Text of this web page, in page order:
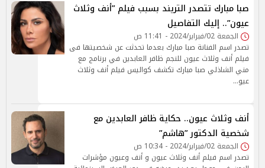
صبا مبارك تتصدر التريند بسبب فيلم ”أنف وثلاث
عيون”.. إليك التفاصيل
الجمعة 02/فبراير/2024 - 11:41 ص
تصدر اسم الفنانة صبا مبارك بعدما تحدثت عن شخصيتها فى
فيلم أنف وثلاث عيون للنجم ظافر العابدين في برنامج مع
مني الشاذلي صبا مبارك تكشف كواليس فيلم أنف وثلاث
عيو…
أنف وثلاث عيون.. حكاية ظافر العابدين مع
شخصية الدكتور ”هاشم”
الجمعة 02/فبراير/2024 - 10:34 ص
تصدر اسم فيلم أنف وثلاث عيون و أنف وعيون مؤشرات